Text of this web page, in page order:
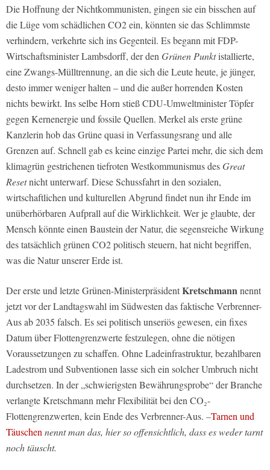
Die Hoffnung der Nichtkommunisten, gingen sie ein bisschen auf
die Lüge vom schädlichen CO2 ein, könnten sie das Schlimmste
verhindern, verkehrte sich ins Gegenteil. Es begann mit FDP-
Wirtschaftsminister Lambsdorff, der den Grünen Punktistallierte,
eine Zwangs-Mülltrennung, an die sich die Leute heute, je jünger,
desto immer weniger halten – und die außer horrenden Kosten
nichts bewirkt. Ins selbe Horn stieß CDU-Umweltminister Töpfer
gegen Kernenergie und fossile Quellen. Merkel als erste grüne
Kanzlerin hob das Grüne quasi in Verfassungsrang und alle
Grenzen auf. Schnell gab es keine einzige Partei mehr, die sich dem
klimagrün gestrichenen tiefroten Westkommunismus desGreat
Resetnicht unterwarf. Diese Schussfahrt in den sozialen,
wirtschaftlichen und kulturellen Abgrund findet nun ihr Ende im
unüberhörbaren Aufprall auf die Wirklichkeit. Wer je glaubte, der
Mensch könnte einen Baustein der Natur, die segensreiche Wirkung
des tatsächlich grünen CO2 politisch steuern, hat nicht begriffen,
was die Natur unserer Erde ist.
Der erste und letzte Grünen-MinisterpräsidentKretschmannnennt
jetzt vor der Landtagswahl im Südwesten das faktische Verbrenner-
Aus ab 2035 falsch. Es sei politisch unseriös gewesen, ein fixes
Datum über Flottengrenzwerte festzulegen, ohne die nötigen
Voraussetzungen zu schaffen. Ohne Ladeinfrastruktur, bezahlbaren
Ladestrom und Subventionen lasse sich ein solcher Umbruch nicht
durchsetzen. In der „schwierigsten Bewährungsprobe“ der Branche
verlangte Kretschmann mehr Flexibilität bei den CO₂-
Flottengrenzwerten, kein Ende des Verbrenner-Aus. –Tarnen und
Täuschen nennt man das, hier so offensichtlich, dass es weder tarnt
noch täuscht.